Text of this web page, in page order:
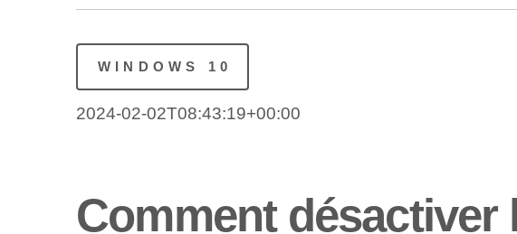
WINDOWS 10
2024-02-02T08:43:19+00:00
Comment désactiver